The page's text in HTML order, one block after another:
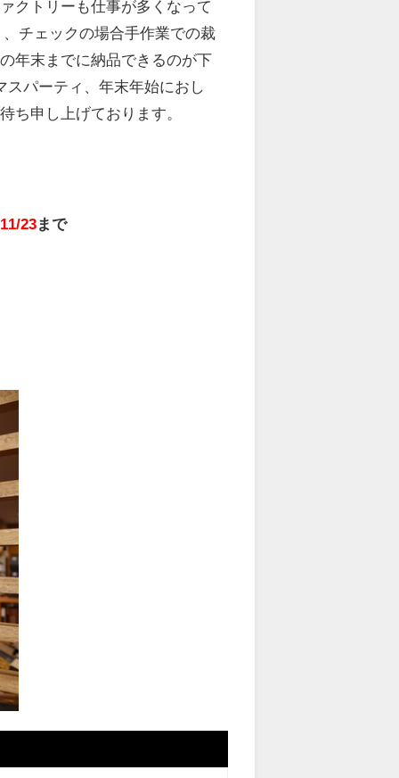
クトリーも仕事が多くなって
チェックの場合手作業での裁
年末までに納品できるのが下
パーティ、年末年始におし
ち申し上げております。
11/23まで